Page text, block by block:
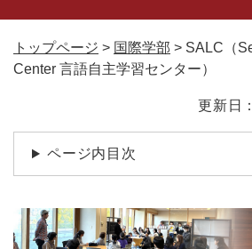
トップページ > 国際学部 > SALC（
Center 言語自主学習センター）
文
更新日
ページ内目次